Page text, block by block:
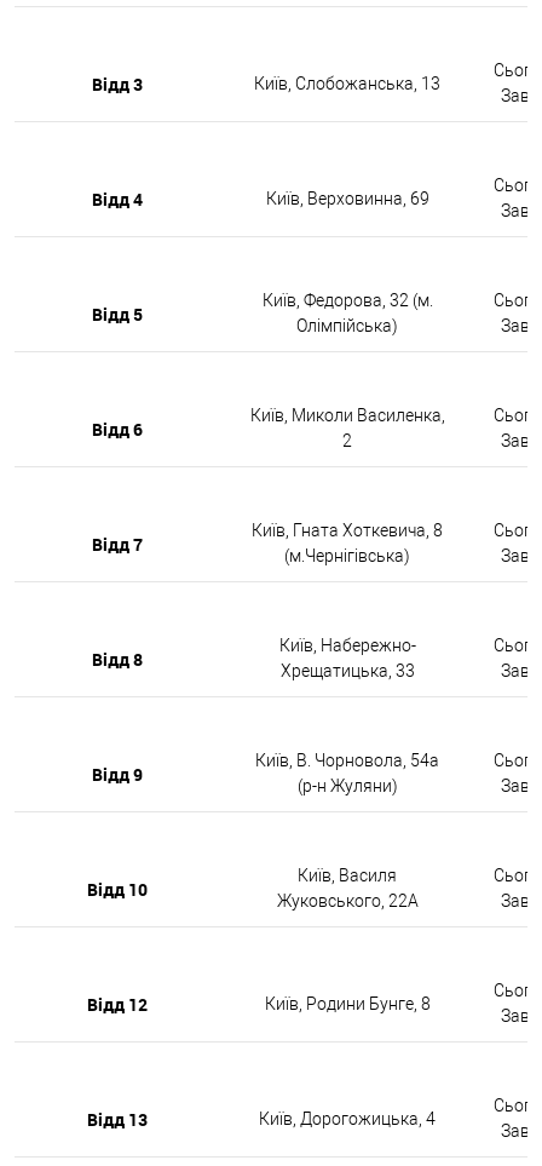
Відд 3 Київ, Слобожанська, 13
Відд 4 Київ, Верховинна, 69
Відд 5
Київ, Федорова, 32 (м.
Олімпійська)
Відд 6
Київ, Миколи Василенка,
2
Відд 7
Київ, Гната Хоткевича, 8
(м.Чернігівська)
Відд 8
Київ, Набережно-
Хрещатицька, 33
Відд 9
Київ, В. Чорновола, 54а
(р-н Жуляни)
Відд 10
Київ, Василя
Жуковського, 22А
Відд 12 Київ, Родини Бунге, 8
Відд 13 Київ, Дорогожицька, 4